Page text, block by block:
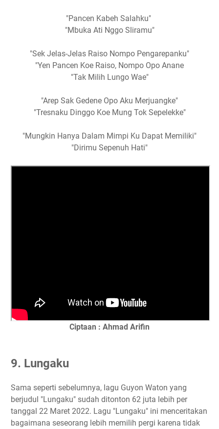
"Pancen Kabeh Salahku"
"Mbuka Ati Nggo Sliramu"
"Sek Jelas-Jelas Raiso Nompo Pengarepanku"
"Yen Pancen Koe Raiso, Nompo Opo Anane
"Tak Milih Lungo Wae"
"Arep Sak Gedene Opo Aku Merjuangke"
"Tresnaku Dinggo Koe Mung Tok Sepelekke"
"Mungkin Hanya Dalam Mimpi Ku Dapat Memiliki"
"Dirimu Sepenuh Hati"
Ciptaan : Ahmad Arifin
9. Lungaku
Sama seperti sebelumnya, lagu Guyon Waton yang
berjudul "Lungaku" sudah ditonton 62 juta lebih per
tanggal 22 Maret 2022. Lagu "Lungaku" ini menceritakan
bagaimana seseorang lebih memilih pergi karena tidak